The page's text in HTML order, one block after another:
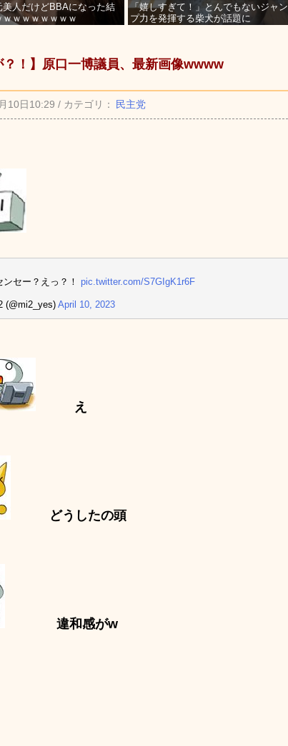
美人だけどBBAになった結
ｗｗｗｗｗｗｗ
「嬉しすぎて！」とんでもないジャン
プ力を発揮する柴犬が話題に
？！】原口一博議員、最新画像wwww
10日10:29 / カテゴリ： 民主党
ンセー？えっ？！ pic.twitter.com/S7GIgK1r6F
(@mi2_yes)April 10, 2023
え
どうしたの頭
違和感がw